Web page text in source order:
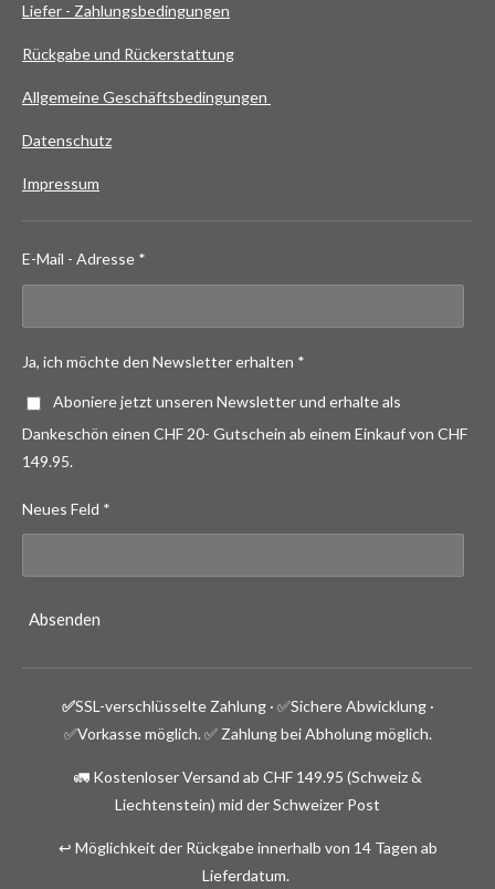
Liefer - Zahlungsbedingungen
Rückgabe und Rückerstattung
Allgemeine Geschäftsbedingungen
Datenschutz
Impressum
E-Mail - Adresse *
Ja, ich möchte den Newsletter erhalten *
Aboniere jetzt unseren Newsletter und erhalte als
Dankeschön einen CHF 20- Gutschein ab einem Einkauf von CHF
149.95.
Neues Feld *
Absenden
✅SSL-verschlüsselte Zahlung · ✅Sichere Abwicklung ·
✅Vorkasse möglich. ✅ Zahlung bei Abholung möglich.
🚛 Kostenloser Versand ab CHF 149.95 (Schweiz &
Liechtenstein) mid der Schweizer Post
↩️ Möglichkeit der Rückgabe innerhalb von 14 Tagen ab
Lieferdatum.